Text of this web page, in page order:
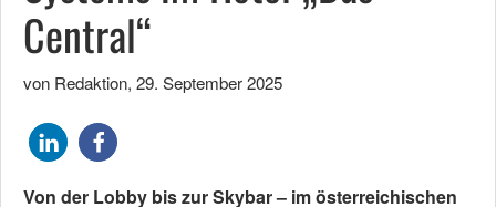
Central“
von Redaktion, 29. September 2025
Von der Lobby bis zur Skybar – im österreichischen